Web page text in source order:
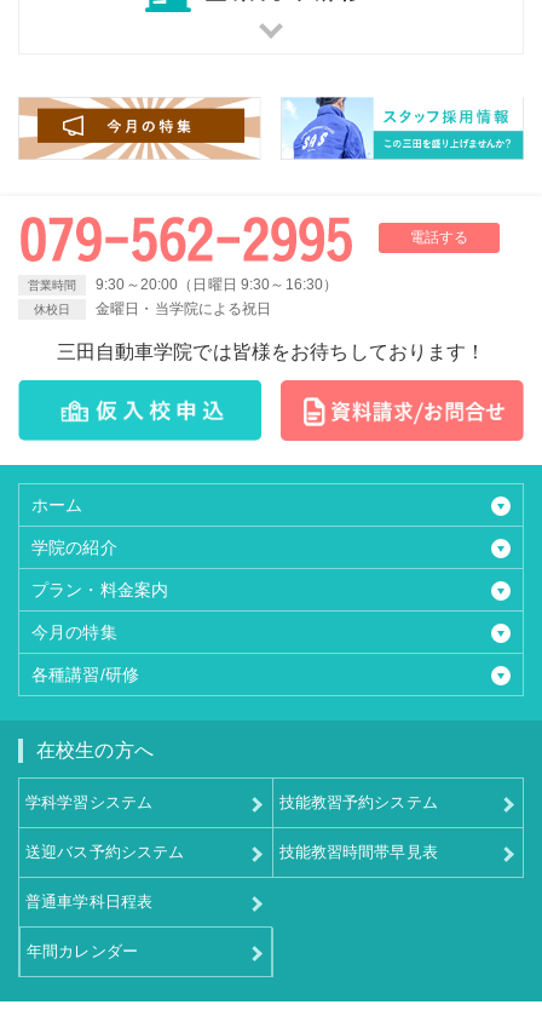
電話する
営業時間 9:30～20:00（日曜日 9:30～16:30）
休校日 金曜日・当学院による祝日
三田自動車学院では皆様をお待ちしております！
ホーム
学院の紹介
プラン・料金案内
今月の特集
各種講習/研修
在校生の方へ
学科学習システム 技能教習予約システム
送迎バス予約システム 技能教習時間帯早見表
普通車学科日程表
年間カレンダー